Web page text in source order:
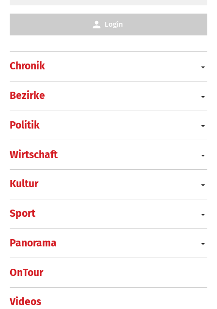
Chronik
Bezirke
Politik
Wirtschaft
Kultur
Sport
Panorama
OnTour
Videos
Login